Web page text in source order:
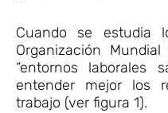
Cuando se estudia
Organización
“entornos laborales
entender mejor los
trabajo (ver figura 1).